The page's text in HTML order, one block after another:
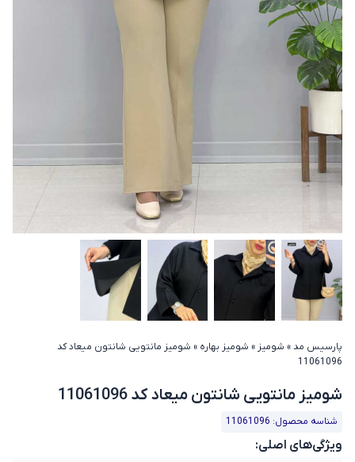
پارسیس مد» شومیز » شومیز بهاره » شومیز مانتویی شانتون میعاد کد
11061096
شومیز مانتویی شانتون میعاد کد 11061096
شناسه محصول: 11061096
ویژگی‌های اصلی: